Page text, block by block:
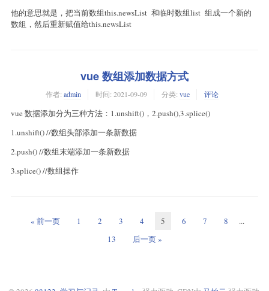
他的意思就是，把当前数组this.newsList 和临时数组list 组成一个新的
数组，然后重新赋值给this.newsList
vue 数组添加数据方式
作者: admin 时间: 2021-09-09 分类: vue 评论
vue 数据添加分为三种方法：1.unshift()，2.push(),3.splice()
1.unshift() //数组头部添加一条新数据
2.push() //数组末端添加一条新数据
3.splice() //数组操作
« 前一页 1 2 3 4 5 6 7 8
...
13
后一页 »